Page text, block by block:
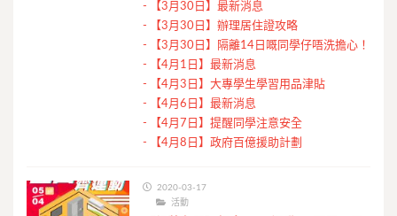
-
【3月30日】最新消息
-
【3月30日】辦理居住證攻略
-
【3月30日】隔離14日嘅同學仔唔洗擔心！
-
【4月1日】最新消息
-
【4月3日】大專學生學習用品津貼
-
【4月6日】最新消息
-
【4月7日】提醒同學注意安全
-
【4月8日】政府百億援助計劃
2020-03-17
活動